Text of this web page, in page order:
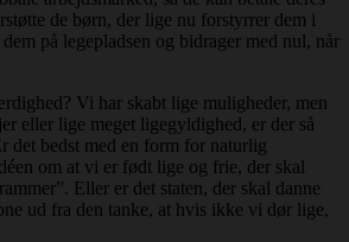
de børn, der lige nu forstyrrer dem i
på legepladsen og bidrager med nul, når
Vi har skabt lige muligheder, men
eller lige meget ligegyldighed, er der så
det bedst med en form for naturlig
om at vi er født lige og frie, der skal
Eller er det staten, der skal danne
ud fra den tanke, at hvis ikke vi dør lige,